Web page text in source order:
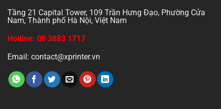
Tầng 21 Capital Tower, 109 Trần Hưng Đạo, Phường Cửa
Nam, Thành phố Hà Nội, Việt Nam
Hotline: 09 3883 1717
Email: contact@xprinter.vn